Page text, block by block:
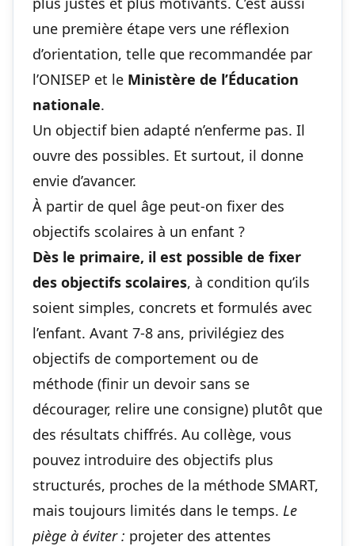
une première étape vers une réflexion
d’orientation, telle que recommandée par
l’ONISEP et le Ministère de l’Éducation
nationale.
Un objectif bien adapté n’enferme pas. Il
ouvre des possibles. Et surtout, il donne
envie d’avancer.
À partir de quel âge peut-on fixer des
objectifs scolaires à un enfant ?
Dès le primaire, il est possible de fixer
des objectifs scolaires, à condition qu’ils
soient simples, concrets et formulés avec
l’enfant. Avant 7-8 ans, privilégiez des
objectifs de comportement ou de
méthode (finir un devoir sans se
décourager, relire une consigne) plutôt que
des résultats chiffrés. Au collège, vous
pouvez introduire des objectifs plus
structurés, proches de la méthode SMART,
mais toujours limités dans le temps. Le
piège à éviter : projeter des attentes